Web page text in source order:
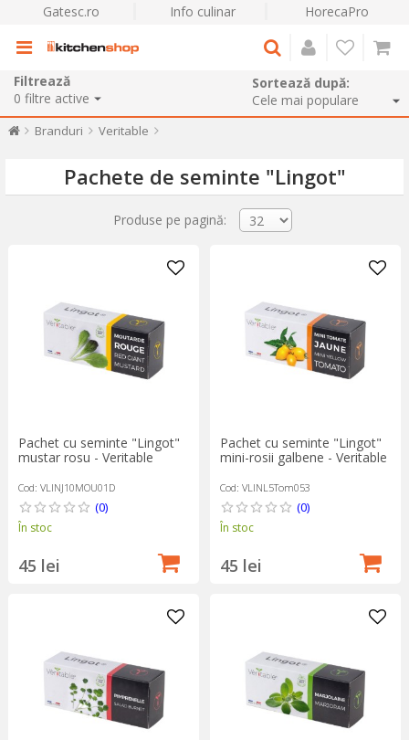
Gatesc.ro Info culinar HorecaPro
Filtrează
0 filtre active
Sortează după:
Branduri Veritable
Pachete de seminte "Lingot"
Produse pe pagină:
Pachet cu seminte "Lingot"
mustar rosu - Veritable
Cod: VLINJ10MOU01D
(0)
În stoc
45 lei
Pachet cu seminte "Lingot"
mini-rosii galbene - Veritable
Cod: VLINL5Tom053
(0)
În stoc
45 lei